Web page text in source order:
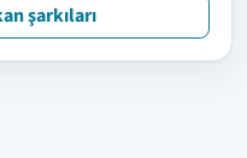
şarkıları